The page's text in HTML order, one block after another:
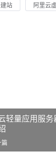
站
阿里云
轻量应用服
篇